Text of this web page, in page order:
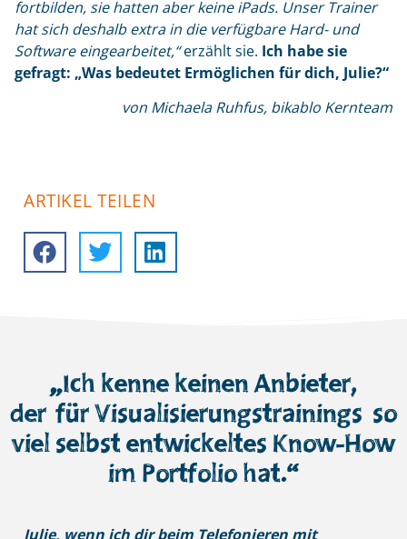
fortbilden, sie hatten aber keine iPads. Unser Trainer
hat sich deshalb extra in die verfügbare Hard- und
Software eingearbeitet,“erzählt sie. Ich habe sie
gefragt: „Was bedeutet Ermöglichen für dich, Julie?“
von Michaela Ruhfus, bikablo Kernteam
ARTIKEL TEILEN
„Ich kenne keinen Anbieter,
der für Visualisierungstrainings so
viel selbst entwickeltes Know-How
im Portfolio hat.“
Julie, wenn ich dir beim Telefonieren mit